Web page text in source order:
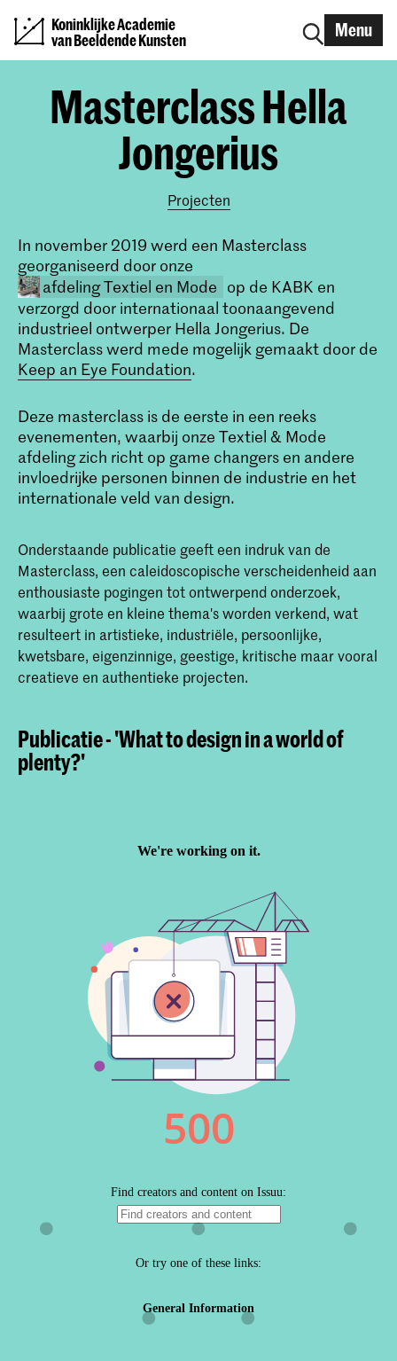
Koninklijke Academie
van Beeldende Kunsten
Menu
Masterclass Hella
Jongerius
Projecten
In november 2019 werd een Masterclass
georganiseerd door onze
afdeling Textiel en Mode
Bachelor Textiel en Mode
Bij de bachelor Textile & Fashion aan de
KABK leer je je eigen authentieke talent
en persoonlijke visie op textiel, mode en
ontwikkelen. Lees hier meer over de
opbouw van de opleiding, de
toelatingseisen en start je aanmelding.
op de KABK en
verzorgd door internationaal toonaangevend
industrieel ontwerper Hella Jongerius. De
Masterclass werd mede mogelijk gemaakt door de
Keep an Eye Foundation.
Deze masterclass is de eerste in een reeks
evenementen, waarbij onze Textiel & Mode
afdeling zich richt op game changers en andere
invloedrijke personen binnen de industrie en het
internationale veld van design.
Onderstaande publicatie geeft een indruk van de
Masterclass, een caleidoscopische verscheidenheid aan
enthousiaste pogingen tot ontwerpend onderzoek,
waarbij grote en kleine thema's worden verkend, wat
resulteert in artistieke, industriële, persoonlijke,
kwetsbare, eigenzinnige, geestige, kritische maar vooral
creatieve en authentieke projecten.
Publicatie - 'What to design in a world of
plenty?'